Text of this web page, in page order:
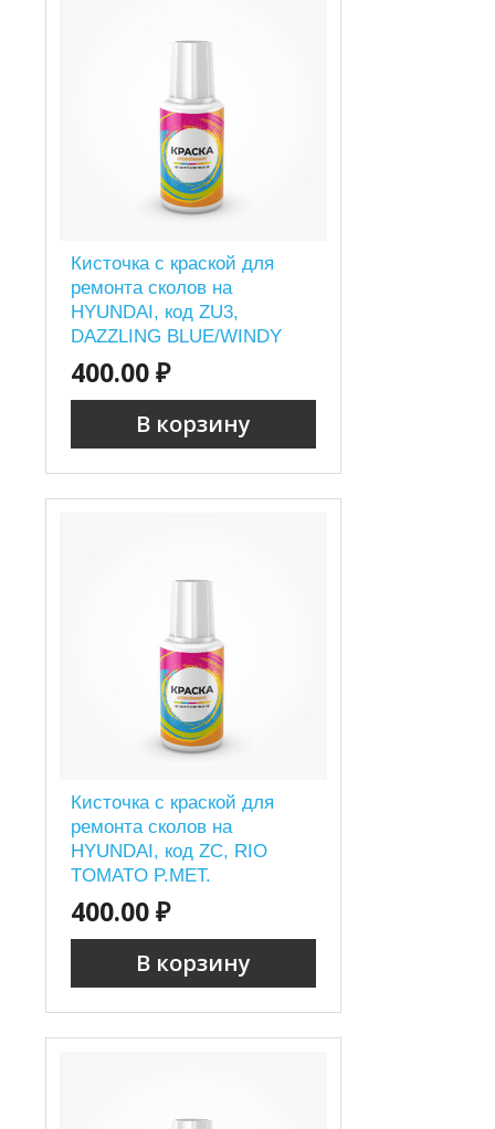
Кисточка с краской для
ремонта сколов на
HYUNDAI, код ZU3,
DAZZLING BLUE/WINDY
SEA BLUE P.MET.
400.00 ₽
В корзину
Кисточка с краской для
ремонта сколов на
HYUNDAI, код ZC, RIO
TOMATO P.MET.
400.00 ₽
В корзину